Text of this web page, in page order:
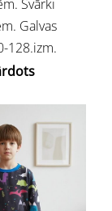
Svārki
Galvas
128.izm.